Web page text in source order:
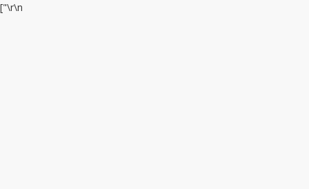
["\r\n